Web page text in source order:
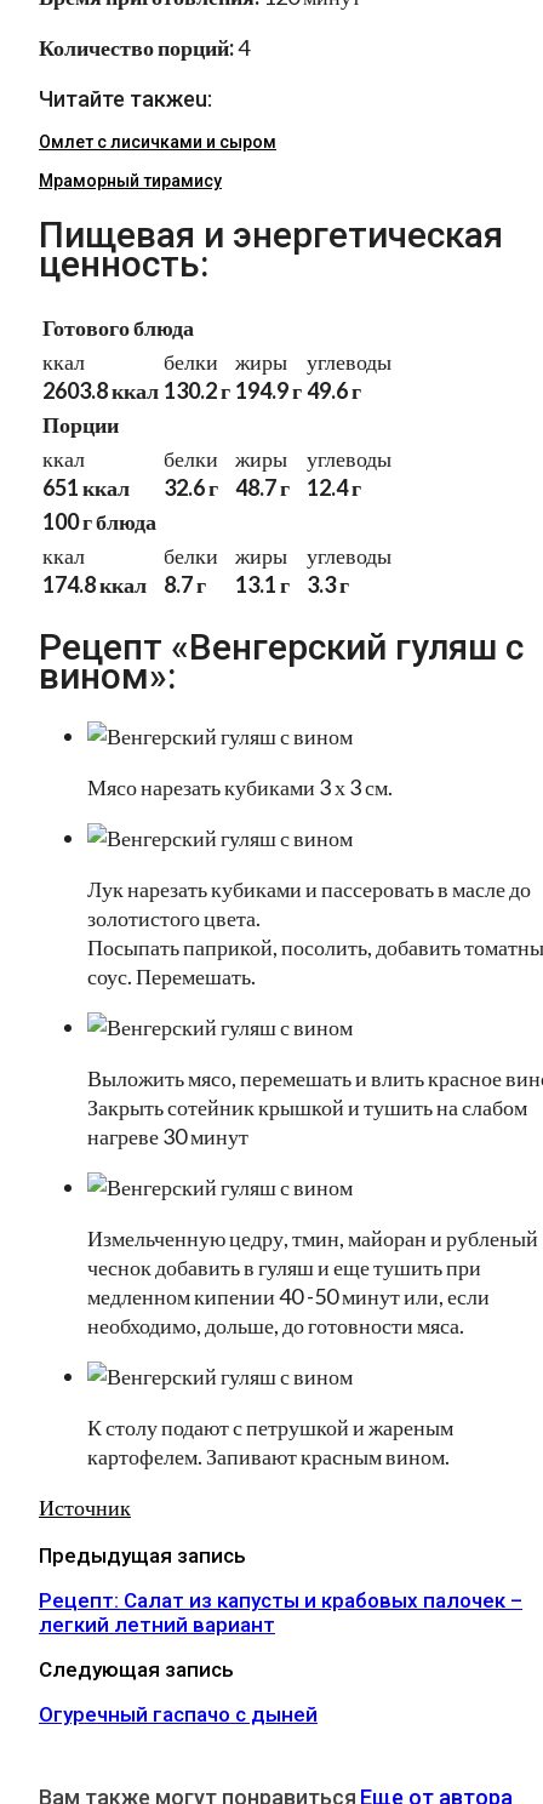
Количество порций:4
Читайте такжеu:
Омлет с лисичками и сыром
Мраморный тирамису
Пищевая и энергетическая
ценность:
Готового блюда
ккал
2603.8 ккал
белки
130.2 г
жиры
194.9 г
углеводы
49.6 г
Порции
ккал
651 ккал
белки
32.6 г
жиры
48.7 г
углеводы
12.4 г
100 г блюда
ккал
174.8 ккал
белки
8.7 г
жиры
13.1 г
углеводы
3.3 г
Рецепт «Венгерский гуляш с
вином»:
Мясо нарезать кубиками 3 х 3 см.
Лук нарезать кубиками и пассеровать в масле до
золотистого цвета.
Посыпать паприкой, посолить, добавить
соус. Перемешать.
Выложить мясо, перемешать и влить красное
Закрыть сотейник крышкой и тушить на слабом
нагреве 30 минут
Измельченную цедру, тмин, майоран и рубленый
чеснок добавить в гуляш и еще тушить при
медленном кипении 40 -50 минут или, если
необходимо, дольше, до готовности мяса.
К столу подают с петрушкой и жареным
картофелем. Запивают красным вином.
Источник
Предыдущая запись
Рецепт: Салат из капусты и крабовых палочек –
легкий летний вариант
Следующая запись
Огуречный гаспачо с дыней
Вам также могут понравиться Еще от автора